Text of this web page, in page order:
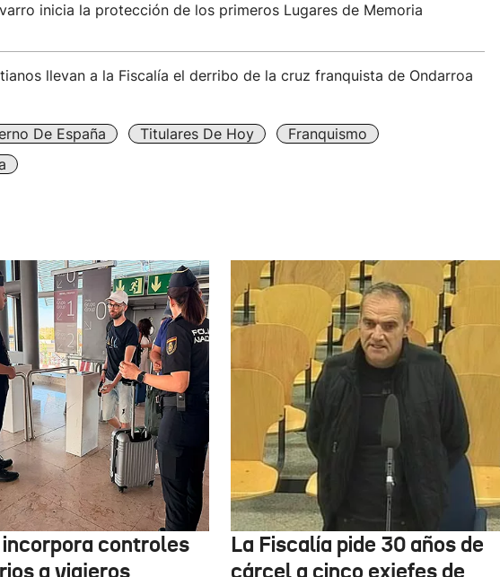
inicia la protección de los primeros Lugares de Memoria
llevan a la Fiscalía el derribo de la cruz franquista de Ondarroa
De España Titulares De Hoy
Franquismo
controles
a viajeros
La Fiscalía pide 30 años de
cárcel a cinco exjefes de